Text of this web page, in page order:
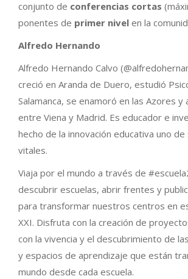
conjunto de conferencias cortas
ponentes de primer nivel en la
Alfredo Hernando
Alfredo Hernando Calvo
creció en Aranda de Duero, estudió
Salamanca, se enamoró en las Azores y
entre Viena y Madrid. Es educador e
hecho de la innovación educativa uno de
vitales.
Viaja por el mundo a través de
descubrir escuelas, abrir frentes y
para transformar nuestros centros en
XXI. Disfruta con la creación de
con la vivencia y el descubrimiento de
y espacios de aprendizaje que están
mundo desde cada escuela.